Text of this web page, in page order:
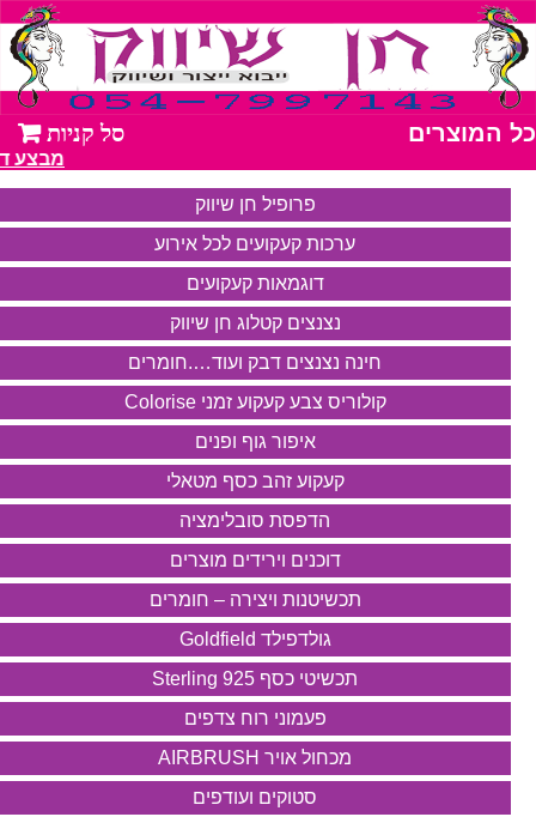
כל המוצרים
מבצע דבק
פרופיל חן שיווק
ערכות קעקועים לכל אירוע
דוגמאות קעקועים
נצנצים קטלוג חן שיווק
חינה נצנצים דבק ועוד….חומרים
קולוריס צבע קעקוע זמני Colorise
איפור גוף ופנים
קעקוע זהב כסף מטאלי
הדפסת סובלימציה
דוכנים וירידים מוצרים
תכשיטנות ויצירה – חומרים
גולדפילד Goldfield
תכשיטי כסף 925 Sterling
פעמוני רוח צדפים
מכחול אויר AIRBRUSH
סטוקים ועודפים